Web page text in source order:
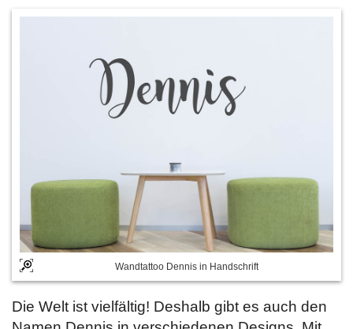
Wandtattoo Dennis in Handschrift
Die Welt ist vielfältig! Deshalb gibt es auch den